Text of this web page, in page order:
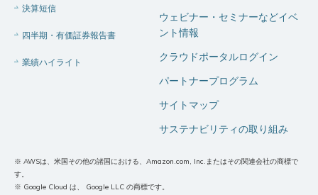
決算短信
四半期・有価証券報告書
業績ハイライト
ウェビナー・セミナーなどイベ
ント情報
クラウドポータルログイン
パートナープログラム
サイトマップ
サステナビリティの取り組み
※ AWSは、米国その他の諸国における、Amazon.com, Inc.またはその関連会社の商標で
す。
※ Google Cloud は、 Google LLC の商標です。